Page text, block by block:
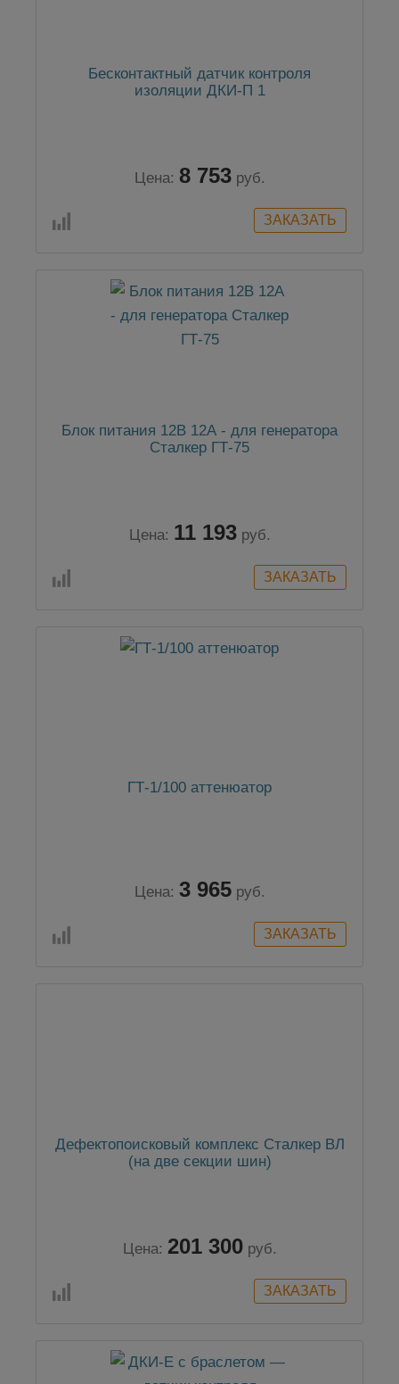
Бесконтактный датчик контроля
изоляции ДКИ-П 1
Цена: 8 753 руб.
Блок питания 12В 12А - для генератора
Сталкер ГТ-75
Цена: 11 193 руб.
ГТ-1/100 аттенюатор
Цена: 3 965 руб.
Дефектопоисковый комплекс Сталкер ВЛ
(на две секции шин)
Цена: 201 300 руб.